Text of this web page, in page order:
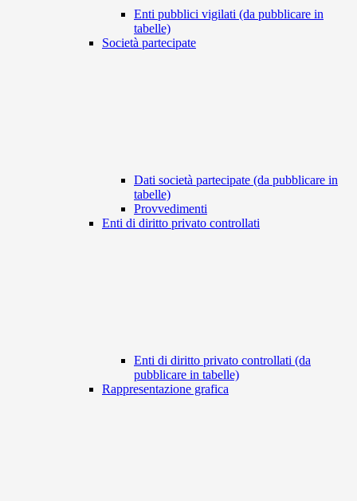
Enti pubblici vigilati (da pubblicare in
tabelle)
Società partecipate
Dati società partecipate (da pubblicare in
tabelle)
Provvedimenti
Enti di diritto privato controllati
Enti di diritto privato controllati (da
pubblicare in tabelle)
Rappresentazione grafica